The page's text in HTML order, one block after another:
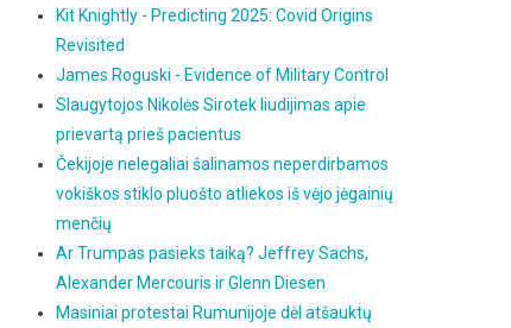
Kit Knightly - Predicting 2025: Covid Origins
Revisited
James Roguski - Evidence of Military Control
Slaugytojos Nikolės Sirotek liudijimas apie
prievartą prieš pacientus
Čekijoje nelegaliai šalinamos neperdirbamos
vokiškos stiklo pluošto atliekos iš vėjo jėgainių
menčių
Ar Trumpas pasieks taiką? Jeffrey Sachs,
Alexander Mercouris ir Glenn Diesen
Masiniai protestai Rumunijoje dėl atšauktų